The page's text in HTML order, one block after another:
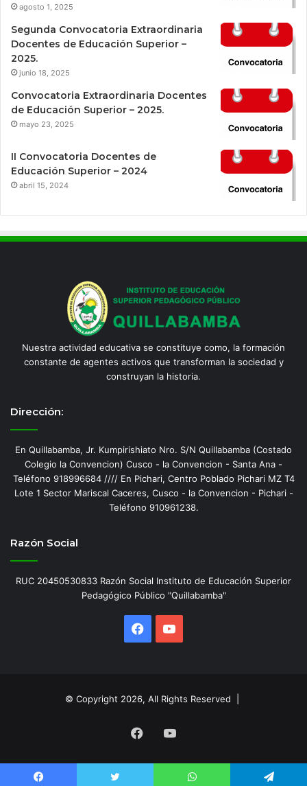
agosto 1, 2025
Segunda Convocatoria Extraordinaria
Docentes de Educación Superior –
2025.
junio 18, 2025
Convocatoria Extraordinaria Docentes
de Educación Superior – 2025.
mayo 23, 2025
II Convocatoria Docentes de
Educación Superior – 2024
abril 15, 2024
Nuestra actividad educativa se constituye como, la formación
constante de agentes activos que transforman la sociedad y
construyan la historia.
Dirección:
En Quillabamba, Jr. Kumpirishiato Nro. S/N Quillabamba (Costado
Colegio la Convencion) Cusco - la Convencion - Santa Ana -
Teléfono 918996684 //// En Pichari, Centro Poblado Pichari MZ T4
Lote 1 Sector Mariscal Caceres, Cusco - la Convencion - Pichari -
Teléfono 910961238.
Razón Social
RUC 20450530833 Razón Social Instituto de Educación Superior
Pedagógico Público "Quillabamba"
FacebookYouTube
© Copyright 2026, All Rights Reserved |
FacebookYouTube